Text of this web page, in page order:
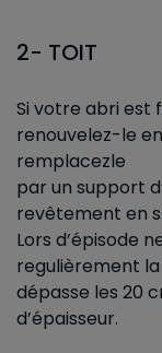
2- TOIT
Si votre abri est
renouvelez-le
remplacezle
par un support
revêtement en
Lors d’épisode
regulièrement
dépasse les 20
d’épaisseur.